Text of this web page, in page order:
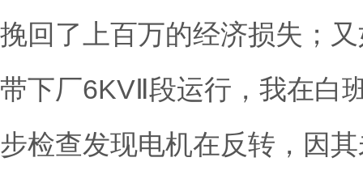
挽回了上百万的经济损失；
带下厂6KVⅡ段运行，我在白
步检查发现电机在反转，因